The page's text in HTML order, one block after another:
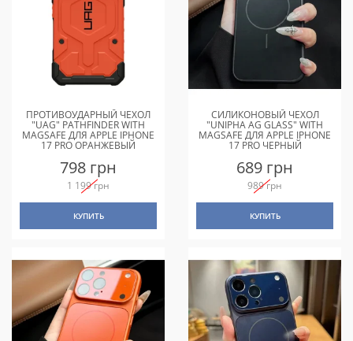
ПРОТИВОУДАРНЫЙ ЧЕХОЛ
"UAG" PATHFINDER WITH
MAGSAFE ДЛЯ APPLE IPHONE
17 PRO ОРАНЖЕВЫЙ
798 грн
1 199 грн
КУПИТЬ
СИЛИКОНОВЫЙ ЧЕХОЛ
"UNIPHA AG GLASS" WITH
MAGSAFE ДЛЯ APPLE IPHONE
17 PRO ЧЕРНЫЙ
689 грн
989 грн
КУПИТЬ